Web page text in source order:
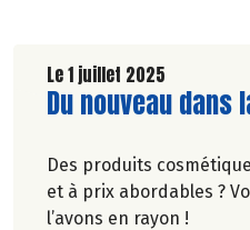
Le 1 juillet 2025
Lire la suite de
Du nouveau dans
Des produits
et à prix abordables ?
l’avons en rayon !